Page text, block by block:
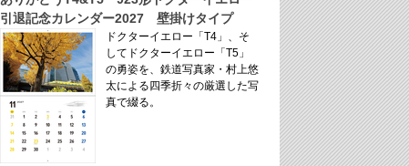
引退記念カレンダー2027 壁掛けタイプ
ドクターイエロー「T4」、そ
してドクターイエロー「T5」
の勇姿を、鉄道写真家・村上悠
太による四季折々の厳選した写
真で綴る。